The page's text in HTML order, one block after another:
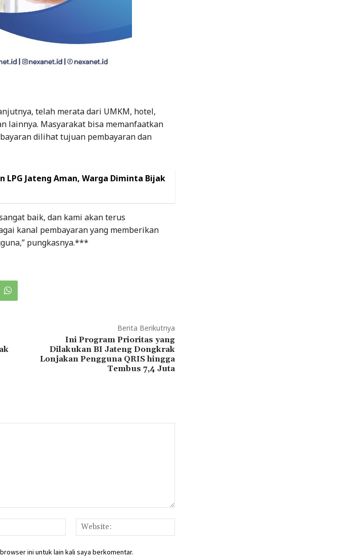
telah merata dari UMKM, hotel,
lainnya. Masyarakat bisa memanfaatkan
dilihat tujuan pembayaran dan
LPG Jateng Aman, Warga Diminta Bijak
baik, dan kami akan terus
kanal pembayaran yang memberikan
pungkasnya.***
Berita Berikutnya
Ini Program Prioritas yang
Dilakukan BI Jateng Dongkrak
Lonjakan Pengguna QRIS hingga
Tembus 7,4 Juta
Email:*
ini untuk lain kali saya berkomentar.